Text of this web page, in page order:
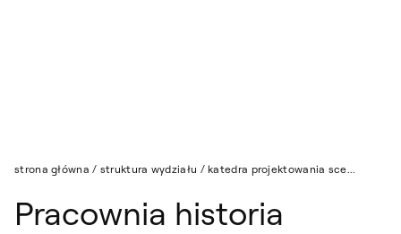
strona główna / struktura wydziału / katedra projektowania sce...
Pracownia historia